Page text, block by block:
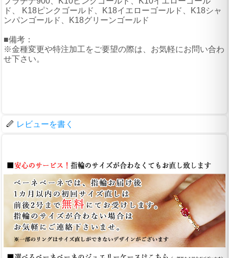
ド、 K18ピンクゴールド、K18イエローゴールド、K18シャ
ンパンゴールド、K18グリーンゴールド
■備考：
※金種変更や特注加工をご要望の際は、お気軽にお問い合わ
せ下さい。
レビューを書く